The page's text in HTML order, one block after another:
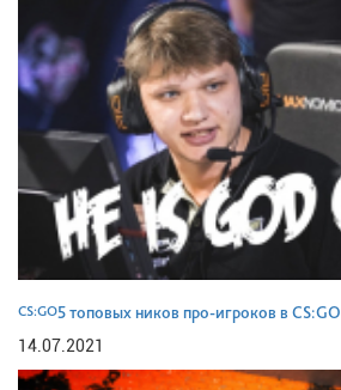
CS:GO5 топовых ников про-игроков в CS:GO
14.07.2021